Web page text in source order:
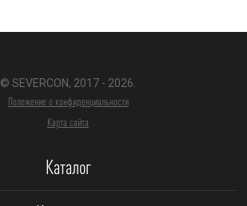
© SEVERCON, 2017 - 2026.
Положение о конфиденциальности
Карта сайта
Каталог